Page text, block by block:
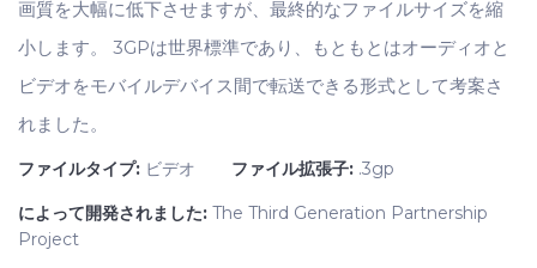
画質を大幅に低下させますが、最終的なファイルサイズを縮
小します。 3GPは世界標準であり、もともとはオーディオと
ビデオをモバイルデバイス間で転送できる形式として考案さ
れました。
ファイルタイプ: ビデオ ファイル拡張子: .3gp
によって開発されました: The Third Generation Partnership
Project